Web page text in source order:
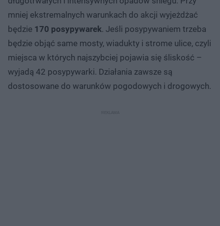
mniej ekstremalnych warunkach do akcji wyjeżdżać
będzie 170 posypywarek. Jeśli posypywaniem trzeba
będzie objąć same mosty, wiadukty i strome ulice, czyli
miejsca w których najszybciej pojawia się śliskość –
wyjadą 42 posypywarki. Działania zawsze są
dostosowane do warunków pogodowych i drogowych.